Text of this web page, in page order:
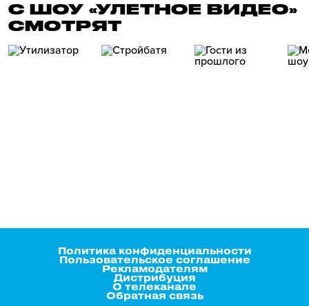
С ШОУ «УЛЕТНОЕ ВИДЕО»
СМОТРЯТ
Политика конфиденциальности
Пользовательское соглашение
Рекламодателям
Дистрибуция
О телеканале
Обратная связь